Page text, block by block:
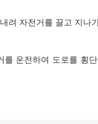
려 자전거를 끌고 지나
운전하여 도로를 횡